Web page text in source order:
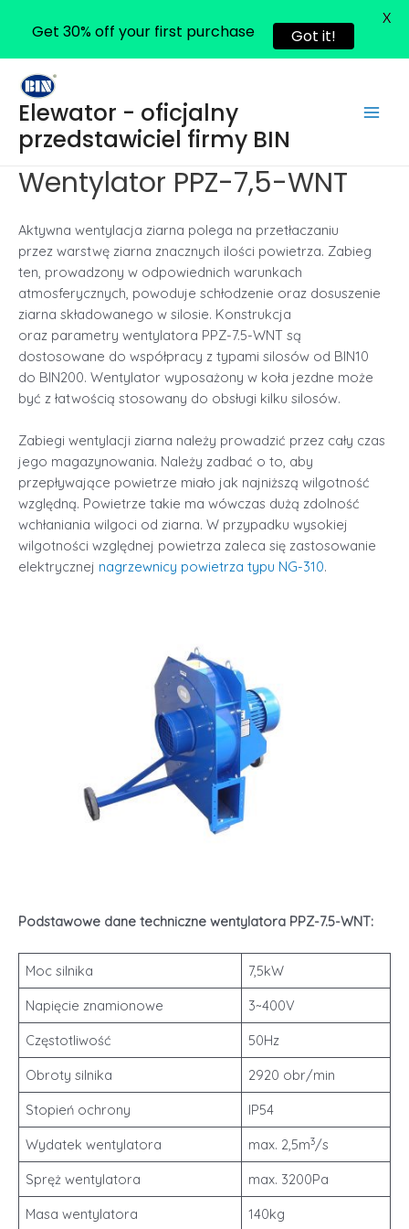
content
Elewator - oficjalny
przedstawiciel firmy BIN
Wentylator PPZ-7,5-WNT
Aktywna wentylacja ziarna polega na przetłaczaniu
przez warstwę ziarna znacznych ilości powietrza. Zabieg
ten, prowadzony w odpowiednich warunkach
atmosferycznych, powoduje schłodzenie oraz dosuszenie
ziarna składowanego w silosie. Konstrukcja
oraz parametry wentylatora PPZ-7.5-WNT są
dostosowane do współpracy z typami silosów od BIN10
do BIN200. Wentylator wyposażony w koła jezdne może
być z łatwością stosowany do obsługi kilku silosów.
Zabiegi wentylacji ziarna należy prowadzić przez cały czas
jego magazynowania. Należy zadbać o to, aby
przepływające powietrze miało jak najniższą wilgotność
względną. Powietrze takie ma wówczas dużą zdolność
wchłaniania wilgoci od ziarna. W przypadku wysokiej
wilgotności względnej powietrza zaleca się zastosowanie
elektrycznej nagrzewnicy powietrza typu NG-310.
Podstawowe dane techniczne wentylatora PPZ-7.5-WNT:
Moc silnika
7,5kW
Napięcie znamionowe
3~400V
Częstotliwość
50Hz
Obroty silnika
2920 obr/min
Stopień ochrony
IP54
Wydatek wentylatora
max. 2,5m3/s
Spręż wentylatora
max. 3200Pa
Masa wentylatora
140kg
Get 30% off your first purchase Got it!
X